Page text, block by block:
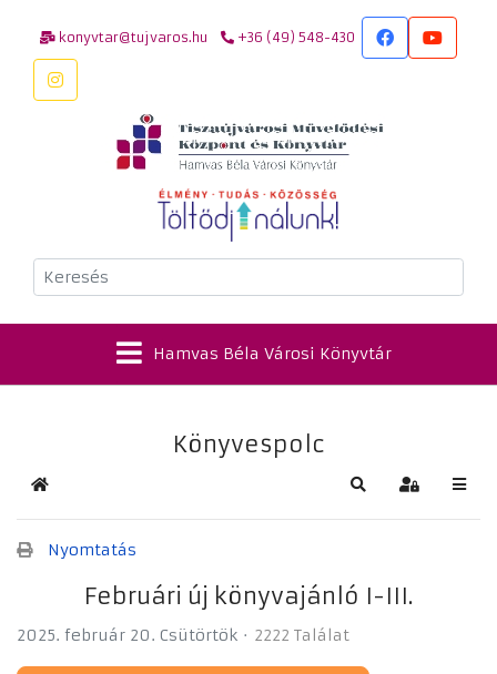
konyvtar@tujvaros.hu +36 (49) 548-430
Keresés
Hamvas Béla Városi Könyvtár
Könyvespolc
Kezdőlap Keresés
Nyomtatás
Februári új könyvajánló I-III.
2025. február 20. Csütörtök 2222 Találat